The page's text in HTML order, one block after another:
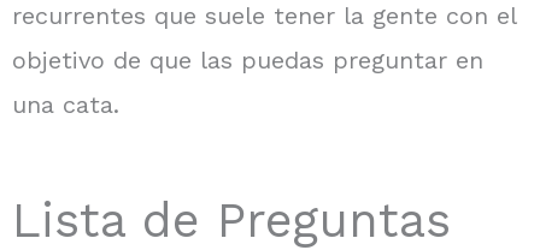
recurrentes que suele tener la gente con el
objetivo de que las puedas preguntar en
una cata.
Lista de Preguntas